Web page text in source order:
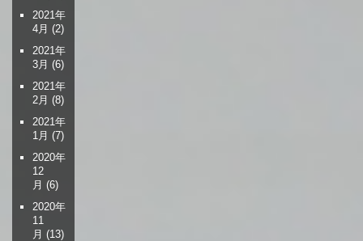
2021年
4月 (2)
2021年
3月 (6)
2021年
2月 (8)
2021年
1月 (7)
2020年
12
月 (6)
2020年
11
月 (13)